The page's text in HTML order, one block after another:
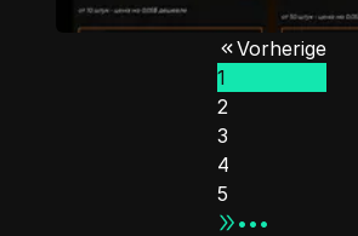
Vorherige
1
2
3
4
5
•••